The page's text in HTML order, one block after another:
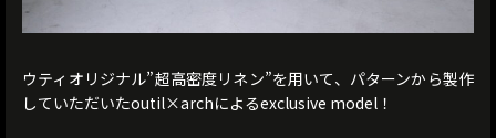
ウティオリジナル”超高密度リネン”を用いて、パターンから製作
していただいたoutil×archによるexclusive model！